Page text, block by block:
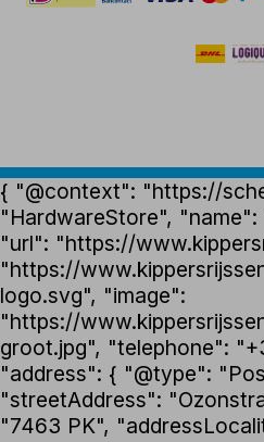
{ "@context": "https://
"HardwareStore", "name":
"url": "https://
"https://
logo.svg", "image":
"https://
groot.jpg", "telephone":
"address": { "@type":
"streetAddress":
"7463 PK",